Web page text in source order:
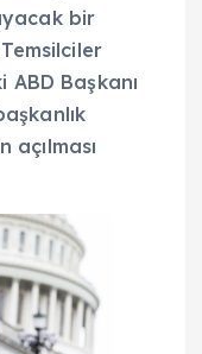
bir
ABD Başkanı
açılması